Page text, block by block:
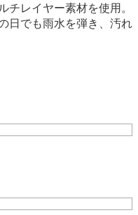
チレイヤー素材を使用。
日でも雨水を弾き、汚れ